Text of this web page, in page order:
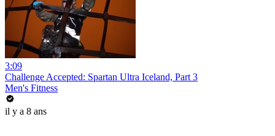
3:09
Challenge Accepted: Spartan Ultra Iceland, Part 3
Men's Fitness
il y a 8 ans